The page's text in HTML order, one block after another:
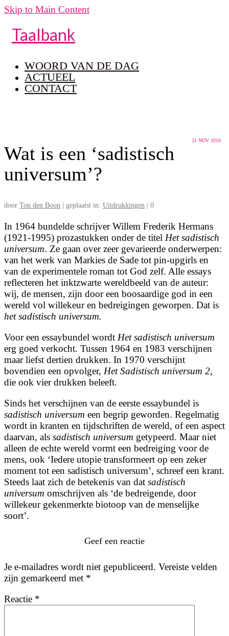
Skip to Main Content
Taalbank
WOORD VAN DE DAG
ACTUEEL
CONTACT
21 NOV 2016
Wat is een ‘sadistisch
universum’?
door Ton den Boon geplaatst in: Uitdrukkingen 0
In 1964 bundelde schrijver Willem Frederik Hermans
(1921-1995) prozastukken onder de titel Het sadistisch
universum. Ze gaan over zeer gevarieerde onderwerpen:
van het werk van Markies de Sade tot pin-upgirls en
van de experimentele roman tot God zelf. Alle essays
reflecteren het inktzwarte wereldbeeld van de auteur:
wij, de mensen, zijn door een boosaardige god in een
wereld vol willekeur en bedreigingen geworpen. Dat is
het sadistisch universum.
Voor een essaybundel wordt Het sadistisch universum
erg goed verkocht. Tussen 1964 en 1983 verschijnen
maar liefst dertien drukken. In 1970 verschijnt
bovendien een opvolger, Het Sadistisch universum 2,
die ook vier drukken beleeft.
Sinds het verschijnen van de eerste essaybundel is
sadistisch universum een begrip geworden. Regelmatig
wordt in kranten en tijdschriften de wereld, of een aspect
daarvan, als sadistisch universum getypeerd. Maar niet
alleen de echte wereld vormt een bedreiging voor de
mens, ook ‘Iedere utopie transformeert op een zeker
moment tot een sadistisch universum’, schreef een krant.
Steeds laat zich de betekenis van dat sadistisch
universum omschrijven als ‘de bedreigende, door
willekeur gekenmerkte biotoop van de menselijke
soort’.
Geef een reactie
Je e-mailadres wordt niet gepubliceerd. Vereiste velden
zijn gemarkeerd met *
Reactie *